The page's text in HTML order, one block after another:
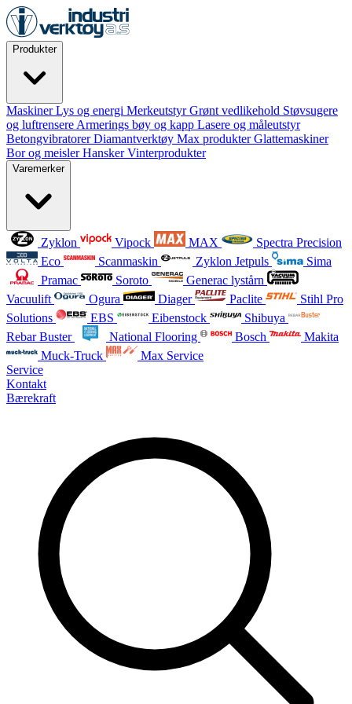
Produkter
MaskinerLys og energi MerkeutstyrGrønt vedlikehold Støvsugere
og luftrensere Armerings bøy og kapp Lasere og måleutstyr
BetongvibratorerDiamantverktøy Max produkterGlattemaskiner
Bor og meislerHanskerVinterprodukter
Varemerker
Zyklon Vipock MAX
Spectra Precision
Eco
Scanmaskin Zyklon Jetpuls
Sima
Pramac
Soroto
Generac lystårn
Vacuulift
Ogura Diager Paclite
Stihl Pro
Solutions
EBS Eibenstock
Shibuya
Rebar Buster
National Flooring Bosch
Makita
Muck-Truck
Max Service
Service
Kontakt
Bærekraft